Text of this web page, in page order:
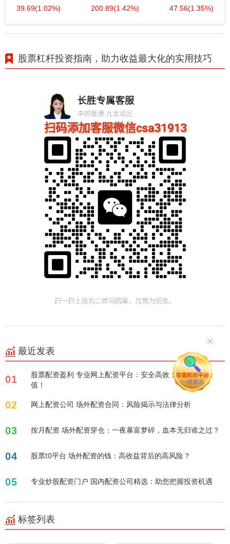
39.69(1.02%) 200.89(1.42%) 47.56(1.35%)
股票杠杆投资指南，助力收益最大化的实用技巧
最近发表
01
股票配资盈利 专业网上配资平台：安全高效，助您财富增
值！
02 网上配资公司 场外配资合同：风险揭示与法律分析
03 按月配资 场外配资穿仓：一夜暴富梦碎，血本无归谁之过？
04 股票t0平台 场外配资的钱：高收益背后的高风险？
05 专业炒股配资门户 国内配资公司精选：助您把握投资机遇
标签列表